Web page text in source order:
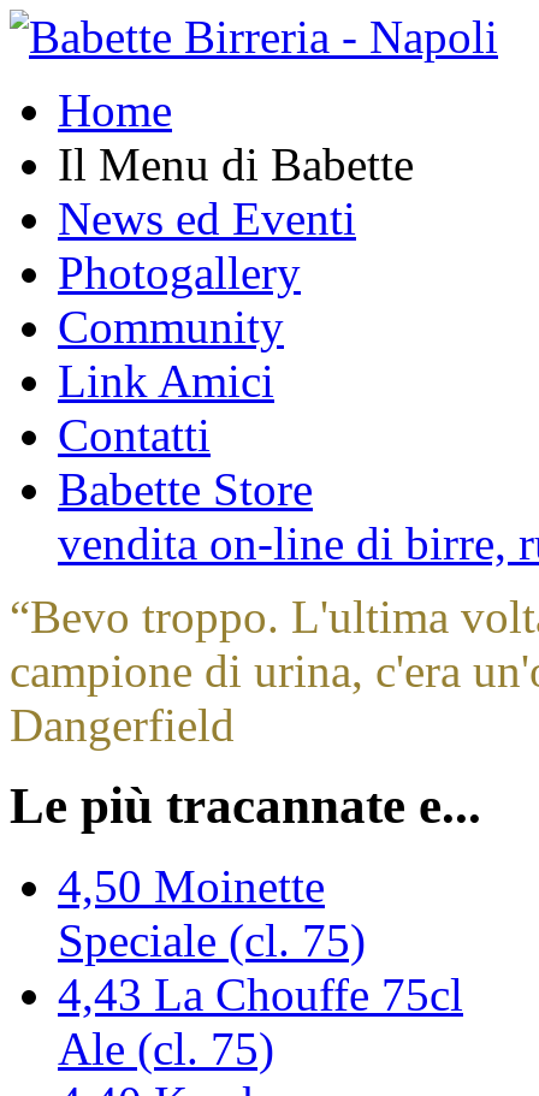
Home
Il Menu di Babette
News ed Eventi
Photogallery
Community
Link Amici
Contatti
Babette Store
vendita on-line di birre,
“Bevo troppo. L'ultima
campione di urina, c'era
Dangerfield
Le più tracannate e...
4,50 Moinette
Speciale (cl. 75)
4,43 La Chouffe 75cl
Ale (cl. 75)